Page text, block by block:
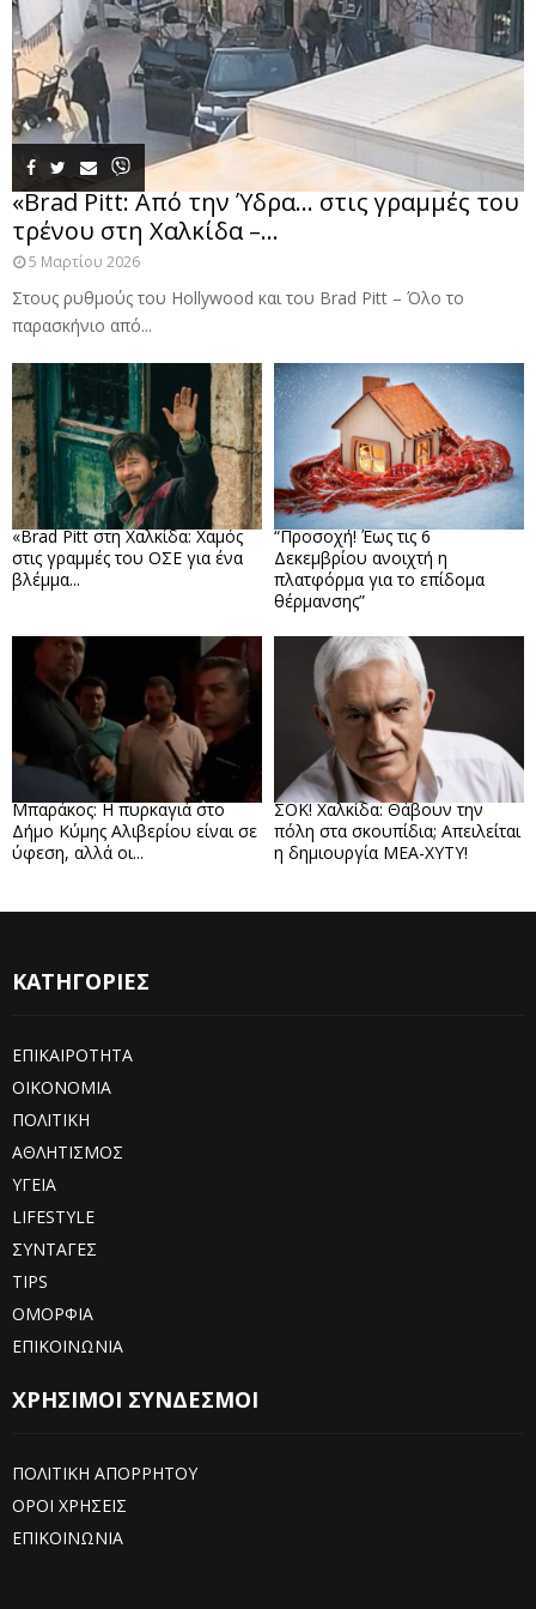
«Brad Pitt: Από την Ύδρα… στις γραμμές του
τρένου στη Χαλκίδα –...
5 Μαρτίου 2026
Στους ρυθμούς του Hollywood και του Brad Pitt – Όλο το
παρασκήνιο από...
«Brad Pitt στη Χαλκίδα: Χαμός
στις γραμμές του ΟΣΕ για ένα
βλέμμα...
“Προσοχή! Έως τις 6
Δεκεμβρίου ανοιχτή η
πλατφόρμα για το επίδομα
θέρμανσης”
Μπαράκος: Η πυρκαγιά στο
Δήμο Κύμης Αλιβερίου είναι σε
ύφεση, αλλά οι...
ΣΟΚ! Χαλκίδα: Θάβουν την
πόλη στα σκουπίδια; Απειλείται
η δημιουργία ΜΕΑ-ΧΥΤΥ!
ΚΑΤΗΓΟΡΙΕΣ
ΕΠΙΚΑΙΡΟΤΗΤΑ
ΟΙΚΟΝΟΜΙΑ
ΠΟΛΙΤΙΚΗ
ΑΘΛΗΤΙΣΜΟΣ
ΥΓΕΙΑ
LIFESTYLE
ΣΥΝΤΑΓΕΣ
TIPS
ΟΜΟΡΦΙΑ
ΕΠΙΚΟΙΝΩΝΙΑ
ΧΡΗΣΙΜΟΙ ΣΥΝΔΕΣΜΟΙ
ΠΟΛΙΤΙΚΗ ΑΠΟΡΡΗΤΟΥ
ΟΡΟΙ ΧΡΗΣΕΙΣ
ΕΠΙΚΟΙΝΩΝΙΑ